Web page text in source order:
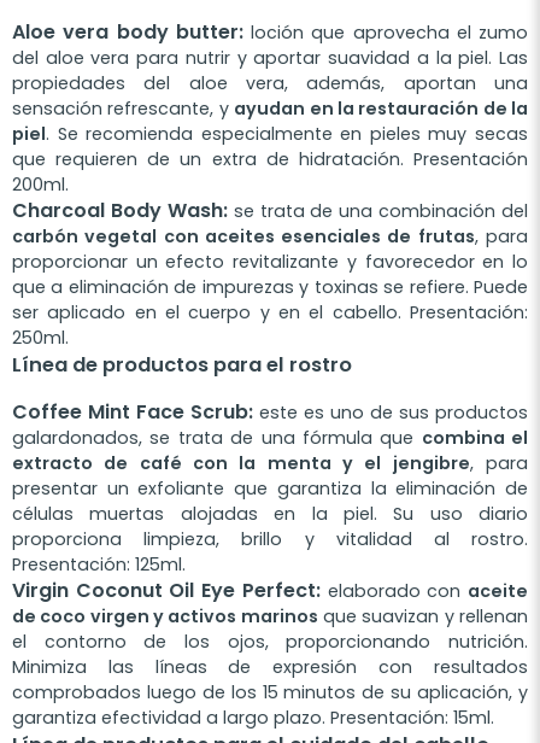
Aloe vera body butter:loción que aprovecha el zumo
del aloe vera para nutrir y aportar suavidad a la piel. Las
propiedades del aloe vera, además, aportan una
sensación refrescante, y ayudan en la restauración de la
piel. Se recomienda especialmente en pieles muy secas
que requieren de un extra de hidratación. Presentación
200ml.
Charcoal Body Wash:se trata de una combinación del
carbón vegetal con aceites esenciales de frutas, para
proporcionar un efecto revitalizante y favorecedor en lo
que a eliminación de impurezas y toxinas se refiere. Puede
ser aplicado en el cuerpo y en el cabello. Presentación:
250ml.
Línea de productos para el rostro
Coffee Mint Face Scrub: este es uno de sus productos
galardonados, se trata de una fórmula que combina el
extracto de café con la menta y el jengibre, para
presentar un exfoliante que garantiza la eliminación de
células muertas alojadas en la piel. Su uso diario
proporciona limpieza, brillo y vitalidad al rostro.
Presentación: 125ml.
Virgin Coconut Oil Eye Perfect:elaborado con aceite
de coco virgen y activos marinos que suavizan y rellenan
el contorno de los ojos, proporcionando nutrición.
Minimiza las líneas de expresión con resultados
comprobados luego de los 15 minutos de su aplicación, y
garantiza efectividad a largo plazo. Presentación: 15ml.